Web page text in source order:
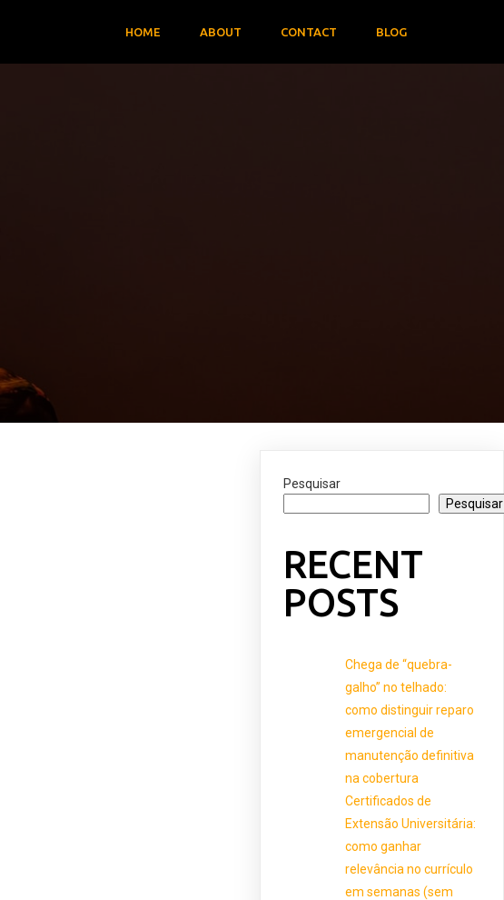
HOME ABOUT CONTACT BLOG
Pesquisar
Pesquisar
RECENT
POSTS
Chega de “quebra-
galho” no telhado:
como distinguir reparo
emergencial de
manutenção definitiva
na cobertura
Certificados de
Extensão Universitária:
como ganhar
relevância no currículo
em semanas (sem